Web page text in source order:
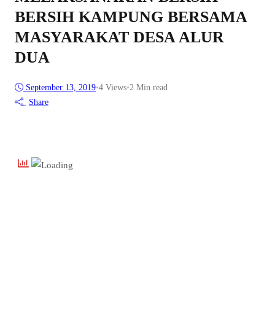
BERSIH KAMPUNG BERSAMA
MASYARAKAT DESA ALUR
DUA
September 13, 2019•4 Views•2 Min read
Share